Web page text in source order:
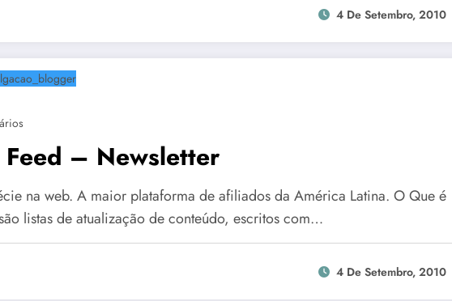
4 De Setembro, 2010
Feed – Newsletter
na web. A maior plataforma de afiliados da América Latina. O Que é
listas de atualização de conteúdo, escritos com…
4 De Setembro, 2010